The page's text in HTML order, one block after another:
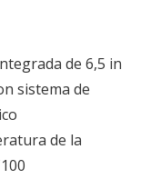
de 6,5 in
sistema de
de la